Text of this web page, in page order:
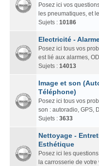
Posez ici vos
les pneumatiques, et
Sujets : 10186
Electricité -
Posez ici tous vos
est lié aux alarmes,
Sujets : 14013
Image et son
Téléphone)
Posez ici tous vos
son : autoradio, GPS,
Sujets : 3633
Nettoyage -
Esthétique
Posez ici les
la carrosserie de votre